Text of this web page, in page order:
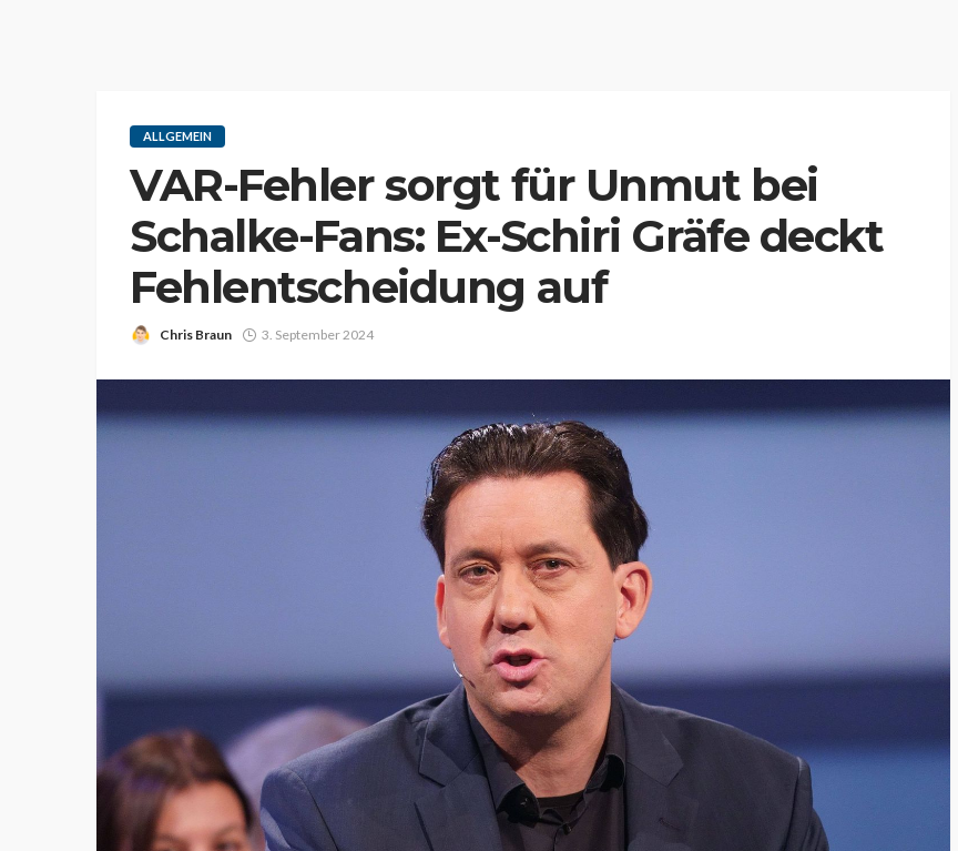
ALLGEMEIN
VAR-Fehler sorgt für Unmut bei
Schalke-Fans: Ex-Schiri Gräfe deckt
Fehlentscheidung auf
Chris Braun 3. September 2024